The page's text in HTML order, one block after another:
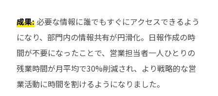
成果:必要な情報に誰でもすぐにアクセスできるよう
になり、部門内の情報共有が円滑化。日報作成の時
間が不要になったことで、営業担当者一人ひとりの
残業時間が月平均で30%削減され、より戦略的な営
業活動に時間を割けるようになりました。